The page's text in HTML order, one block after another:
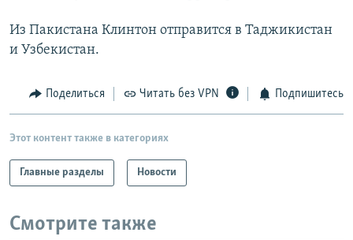
Из Пакистана Клинтон отправится в Таджикистан
и Узбекистан.
Поделиться Читать без VPN Подпишитесь
Этот контент также в категориях
Главные разделы Новости
Смотрите также